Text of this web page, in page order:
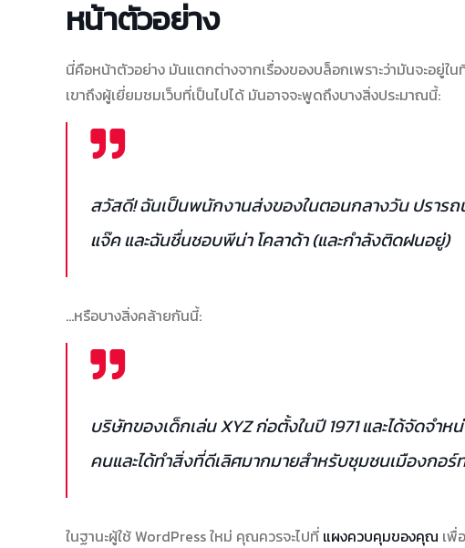
หน้าตัวอย่าง
นี่คือหน้าตัวอย่าง มันแตกต่างจากเรื่องของบล็อกเพราะว่ามันจะอยู่
เขาถึงผู้เยี่ยมชมเว็บที่เป็นไปได้ มันอาจจะพูดถึงบางสิ่งประมาณนี้:
สวัสดี! ฉันเป็นพนักงานส่งของในตอนกลางวัน ปราร
แจ๊ค และฉันชื่นชอบพีน่า โคลาด้า (และกำลังติดฝนอยู่)
…หรือบางสิ่งคล้ายกันนี้:
บริษัทของเด็กเล่น XYZ ก่อตั้งในปี 1971 และได้จัดจ
คนและได้ทำสิ่งที่ดีเลิศมากมายสำหรับชุมชนเมืองกอร์
ในฐานะผู้ใช้ WordPress ใหม่ คุณควรจะไปที่ แผงควบคุมของคุณ เพื่